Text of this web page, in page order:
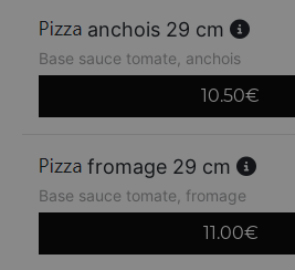
anchois 29 cm
Base sauce tomate, anchois
10.50€
fromage 29 cm
Base sauce tomate, fromage
11.00€